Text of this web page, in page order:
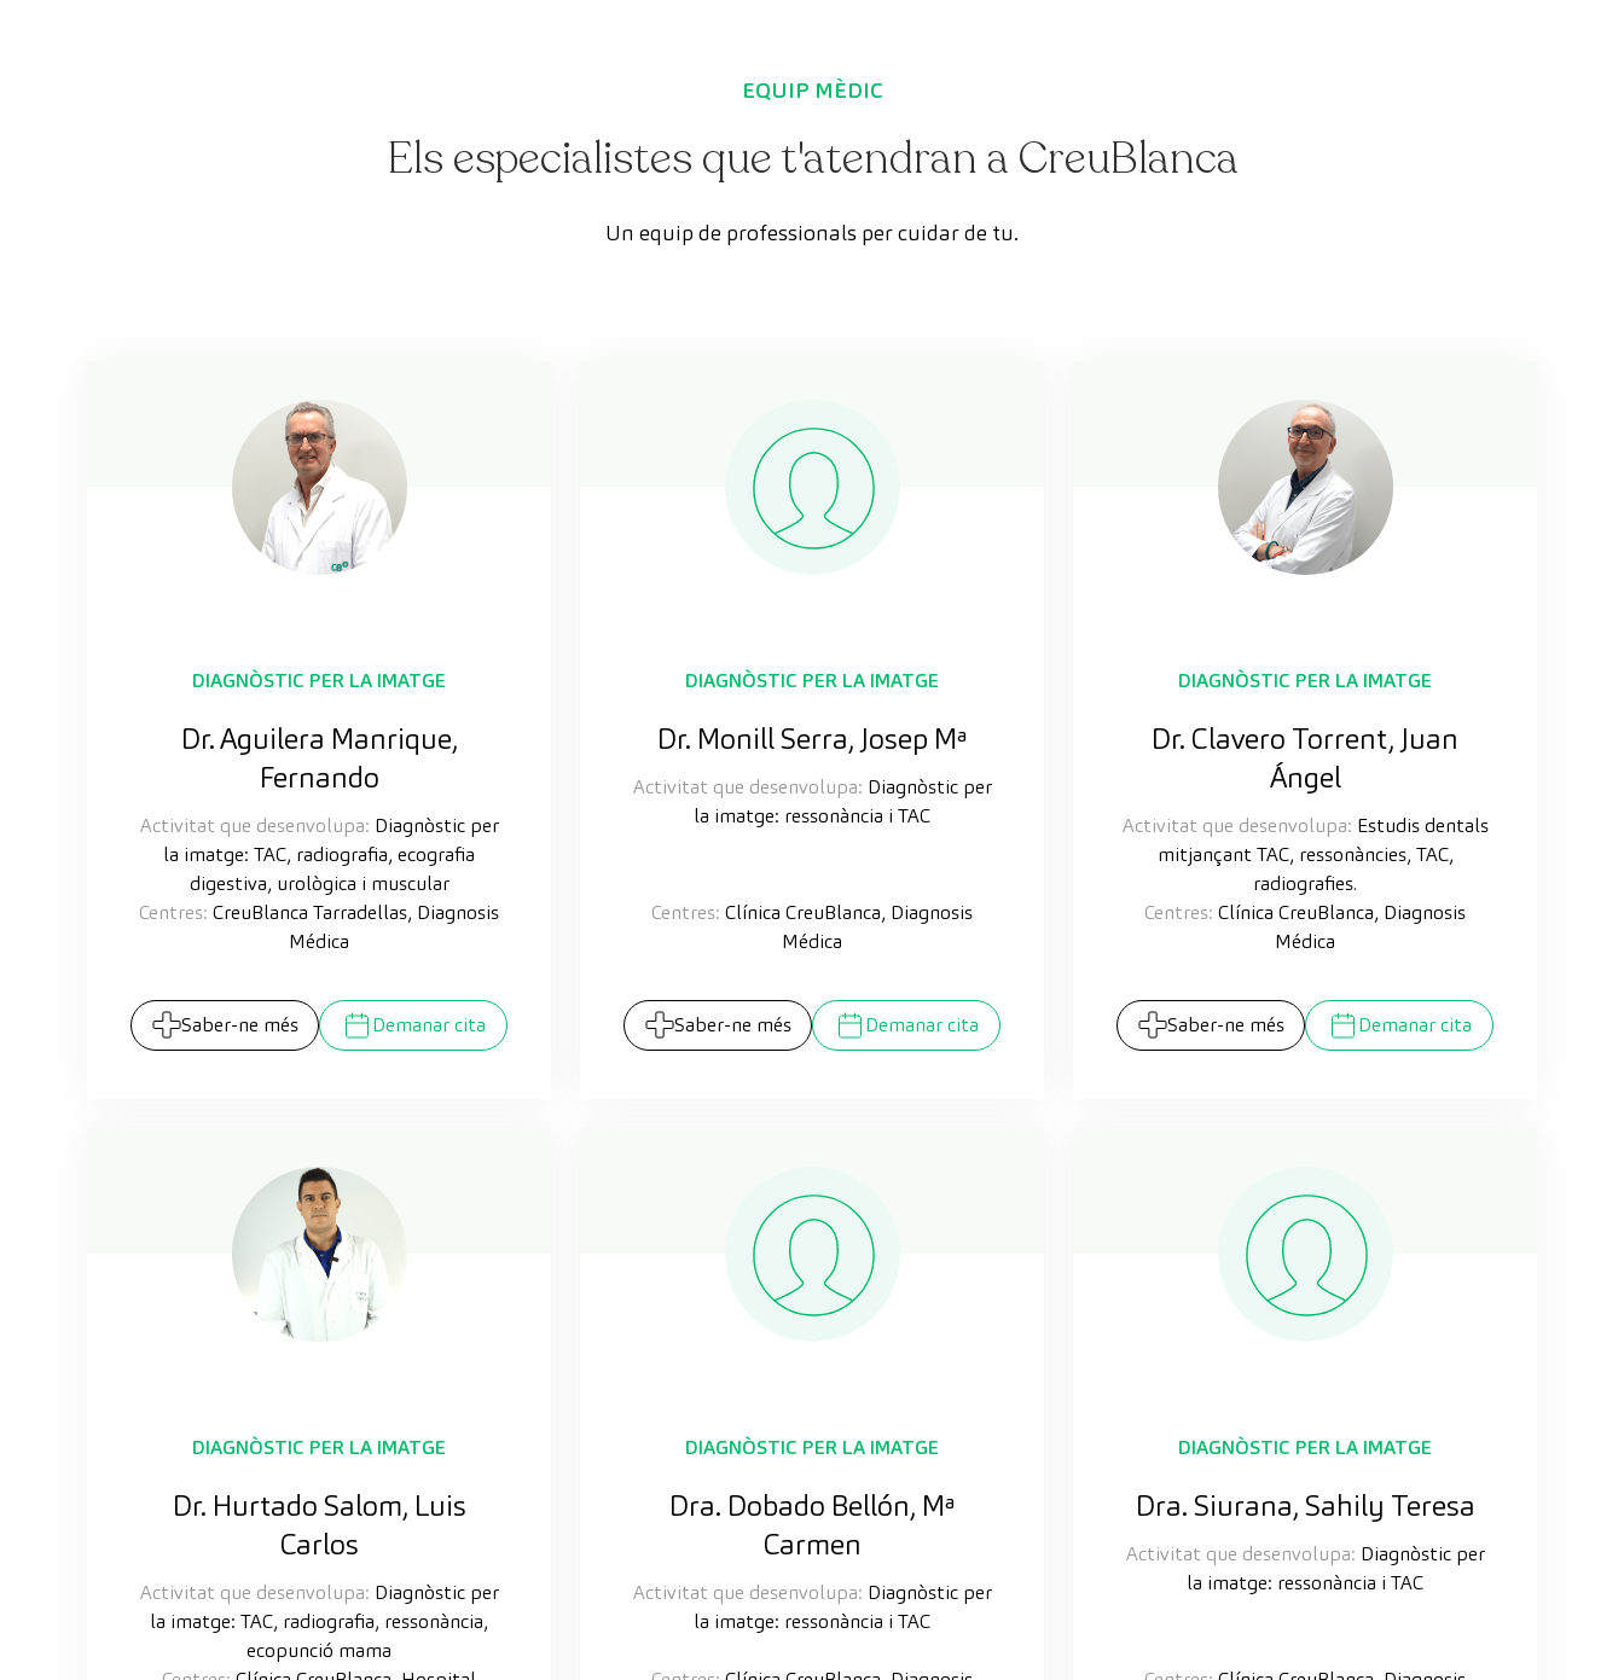
EQUIP MÈDIC
Els especialistes que t'atendran a CreuBlanca
Un equip de professionals per cuidar de tu.
DIAGNÒSTIC PER LA IMATGE
Dr. Aguilera Manrique,
Fernando
Activitat que desenvolupa: Diagnòstic per
la imatge: TAC, radiografia, ecografia
digestiva, urològica i muscular
Centres: CreuBlanca Tarradellas, Diagnosis
Médica
Saber-ne més Demanar cita
DIAGNÒSTIC PER LA IMATGE
Dr. Monill Serra, Josep Mª
Activitat que desenvolupa: Diagnòstic per
la imatge: ressonància i TAC
Centres: Clínica CreuBlanca, Diagnosis
Médica
Saber-ne més Demanar cita
DIAGNÒSTIC PER LA IMATGE
Dr. Clavero Torrent, Juan
Ángel
Activitat que desenvolupa: Estudis dentals
mitjançant TAC, ressonàncies, TAC,
radiografies.
Centres: Clínica CreuBlanca, Diagnosis
Médica
Saber-ne més Demanar cita
DIAGNÒSTIC PER LA IMATGE
Dr. Hurtado Salom, Luis
Carlos
Activitat que desenvolupa: Diagnòstic per
la imatge: TAC, radiografia, ressonància,
ecopunció mama
DIAGNÒSTIC PER LA IMATGE
Dra. Dobado Bellón, Mª
Carmen
Activitat que desenvolupa: Diagnòstic per
la imatge: ressonància i TAC
DIAGNÒSTIC PER LA IMATGE
Dra. Siurana, Sahily Teresa
Activitat que desenvolupa: Diagnòstic per
la imatge: ressonància i TAC